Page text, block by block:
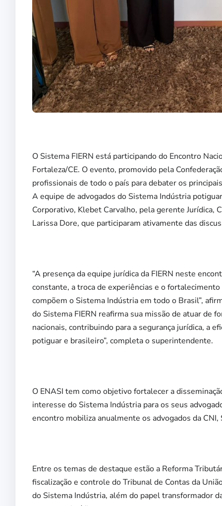
O Sistema FIERN está participando do Encontro
Fortaleza/CE. O evento, promovido pela
profissionais de todo o país para debater os
A equipe de advogados do Sistema Indústria
Corporativo, Klebet Carvalho, pela gerente Jurídica,
Larissa Dore, que participaram ativamente das
“A presença da equipe jurídica da FIERN neste
constante, a troca de experiências e o
compõem o Sistema Indústria em todo o Brasil”,
do Sistema FIERN reafirma sua missão de atuar de
nacionais, contribuindo para a segurança jurídica, a
potiguar e brasileiro”, completa o superintendente.
O ENASI tem como objetivo fortalecer a
interesse do Sistema Indústria para os seus
encontro mobiliza anualmente os advogados da CNI,
Entre os temas de destaque estão a Reforma
fiscalização e controle do Tribunal de Contas da
do Sistema Indústria, além do papel transformador